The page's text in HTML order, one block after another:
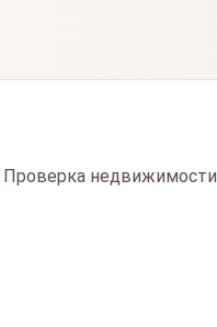
Проверка недвижимости